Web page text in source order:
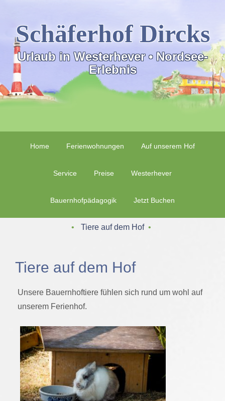
Schäferhof Dircks
Urlaub in Westerhever • Nordsee-
Erlebnis
Home Ferienwohnungen Auf unserem Hof
Service Preise Westerhever
Bauernhofpädagogik Jetzt Buchen
‌ • ‌ Tiere auf dem Hof ‌ • ‌
Tiere auf dem Hof
Unsere Bauernhoftiere fühlen sich rund um wohl auf
unserem Ferienhof.